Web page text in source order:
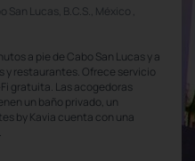
Lucas, B.C.S., México ,
a pie de Cabo San Lucas y a
y restaurantes. Ofrece servicio
gratuita. Las acogedoras
un baño privado, un
by Kavia cuenta con una